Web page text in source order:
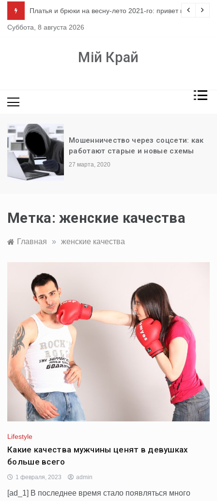
содержимому
Платья и брюки на весну-лето 2021-го: привет из 80-х
Суббота, 8 августа 2026
Мій Край
Мошенничество через соцсети: как
работают старые и новые схемы
27 марта, 2020
Метка:женские качества
Главная » женские качества
Lifestyle
Какие качества мужчины ценят в девушках
больше всего
1 февраля, 2023 admin
[ad_1] В последнее время стало появляться много